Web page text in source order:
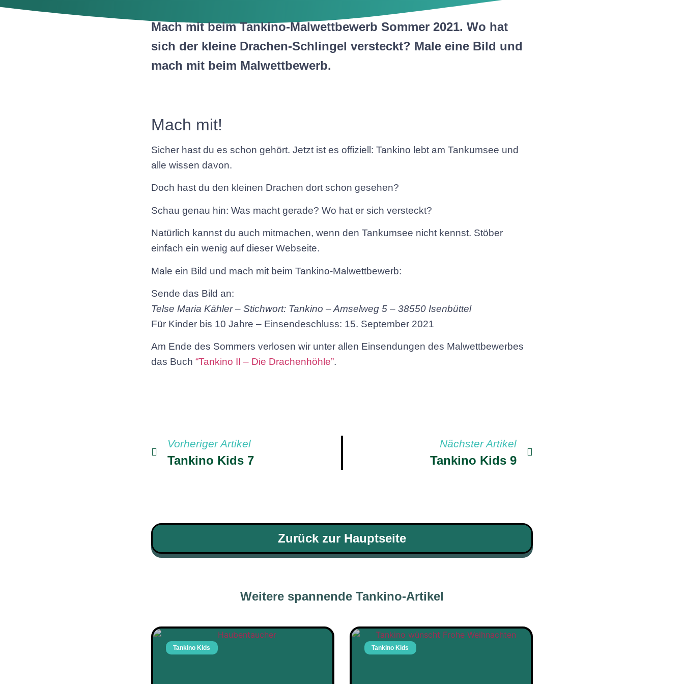
Mach mit beim Tankino-Malwettbewerb Sommer 2021. Wo hat
sich der kleine Drachen-Schlingel versteckt? Male eine Bild und
mach mit beim Malwettbewerb.
Mach mit!
Sicher hast du es schon gehört. Jetzt ist es offiziell: Tankino lebt am Tankumsee und
alle wissen davon.
Doch hast du den kleinen Drachen dort schon gesehen?
Schau genau hin: Was macht gerade? Wo hat er sich versteckt?
Natürlich kannst du auch mitmachen, wenn den Tankumsee nicht kennst. Stöber
einfach ein wenig auf dieser Webseite.
Male ein Bild und mach mit beim Tankino-Malwettbewerb:
Sende das Bild an:
Telse Maria Kähler – Stichwort: Tankino – Amselweg 5 – 38550 Isenbüttel
Für Kinder bis 10 Jahre – Einsendeschluss: 15. September 2021
Am Ende des Sommers verlosen wir unter allen Einsendungen des Malwettbewerbes
das Buch “Tankino II – Die Drachenhöhle”.
Vorheriger Artikel
Tankino Kids 7
Nächster Artikel
Tankino Kids 9
Zurück zur Hauptseite
Weitere spannende Tankino-Artikel
Tankino Kids Tankino Kids